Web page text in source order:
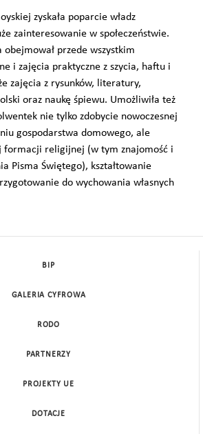
zyskała poparcie władz
zainteresowanie w społeczeństwie.
obejmował przede wszystkim
i zajęcia praktyczne z szycia, haftu i
zajęcia z rysunków, literatury,
oraz naukę śpiewu. Umożliwiła też
nie tylko zdobycie nowoczesnej
gospodarstwa domowego, ale
formacji religijnej (w tym znajomość i
Pisma Świętego), kształtowanie
do wychowania własnych
BIP
GALERIA CYFROWA
RODO
PARTNERZY
PROJEKTY UE
DOTACJE